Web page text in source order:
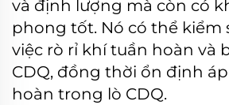
và định lượng mà còn có
phong tốt. Nó có thể kiểm
việc rò rỉ khí tuần hoàn và
CDQ, đồng thời ổn định
hoàn trong lò CDQ.